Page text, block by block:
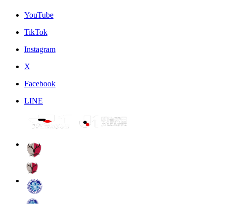
YouTube
TikTok
Instagram
X
Facebook
LINE